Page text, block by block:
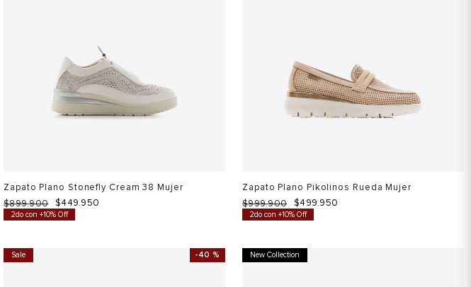
Zapato Plano Stonefly Cream 38 Mujer
$899.900 $449.950
2do con +10% Off
Zapato Plano Pikolinos Rueda Mujer
$999.900 $499.950
2do con +10% Off
Sale -40 % New Collection